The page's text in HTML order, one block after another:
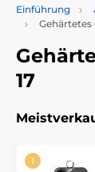
Einführung
Gehärtetes
17